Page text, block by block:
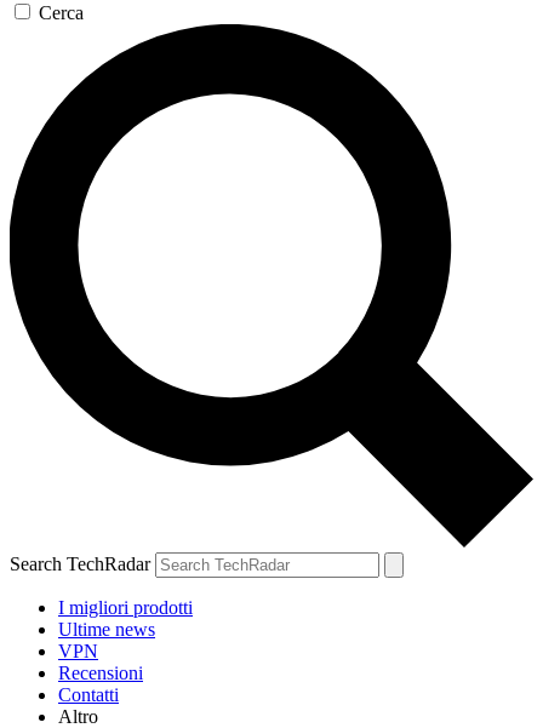
Cerca
Search TechRadar
I migliori prodotti
Ultime news
VPN
Recensioni
Contatti
Altro